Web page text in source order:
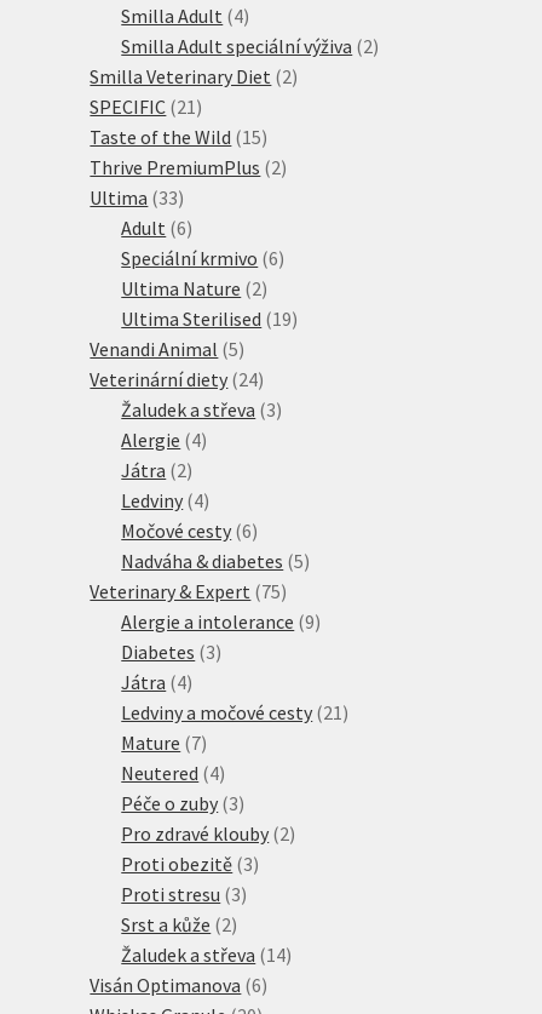
produktů
Smilla Adult 44
produkty
Smilla Adult speciální výživa 22
Smilla Veterinary Diet 22
SPECIFIC 21 21
produktů
Taste of the Wild 1515
produktů
Thrive PremiumPlus 22
Ultima 3333
produktů
Adult 66
produktů
Speciální krmivo 66
Ultima Nature 22
produkty
Ultima Sterilised 1919
Venandi Animal 55
produktů
Veterinární diety 2424
produktů
Žaludek a střeva 33
Alergie 44
Játra 22
produkty
Ledviny 44
produkty
Močové cesty 66
produktů
Nadváha & diabetes 55
Veterinary & Expert 7575
produktů
Alergie a intolerance 99
Diabetes 33
Játra 44
produkty
Ledviny a močové cesty 21 21
Mature 77
produktů
Neutered 44
produkty
Péče o zuby 33
produkty
Pro zdravé klouby 22
Proti obezitě 33
Proti stresu 33
Srst a kůže 22
produkty
Žaludek a střeva 1414
Visán Optimanova 66